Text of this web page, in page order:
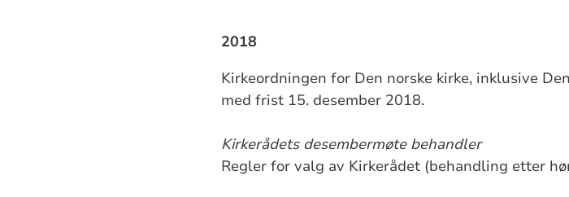
2018
Kirkeordningen for Den norske kirke, inklusive
med frist 15. desember 2018.
Kirkerådets desembermøte behandler
Regler for valg av Kirkerådet (behandling etter